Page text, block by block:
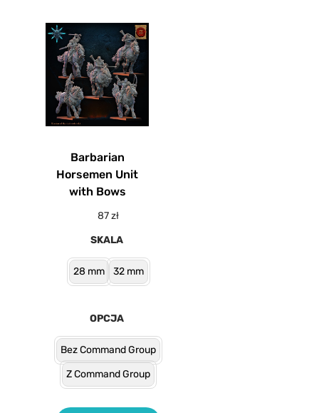
Barbarian
Horsemen Unit
with Bows
87zł
SKALA
28 mm 32 mm
OPCJA
Bez Command Group
Z Command Group